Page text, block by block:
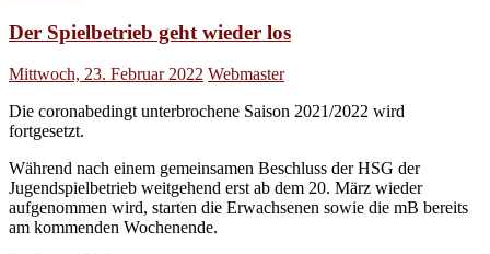
Der Spielbetrieb geht wieder los
Mittwoch, 23. Februar 2022 Webmaster
Die coronabedingt unterbrochene Saison 2021/2022 wird
fortgesetzt.
Während nach einem gemeinsamen Beschluss der HSG der
Jugendspielbetrieb weitgehend erst ab dem 20. März wieder
aufgenommen wird, starten die Erwachsenen sowie die mB bereits
am kommenden Wochenende.